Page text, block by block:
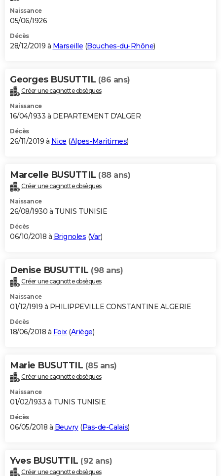
Naissance
05/06/1926
Décès
28/12/2019 à Marseille (Bouches-du-Rhône)
Georges BUSUTTIL (86 ans)
Créer une cagnotte obsèques
Naissance
16/04/1933 à DEPARTEMENT D'ALGER
Décès
26/11/2019 à Nice (Alpes-Maritimes)
Marcelle BUSUTTIL (88 ans)
Créer une cagnotte obsèques
Naissance
26/08/1930 à TUNIS TUNISIE
Décès
06/10/2018 à Brignoles (Var)
Denise BUSUTTIL (98 ans)
Créer une cagnotte obsèques
Naissance
01/12/1919 à PHILIPPEVILLE CONSTANTINE ALGERIE
Décès
18/06/2018 à Foix(Ariège)
Marie BUSUTTIL (85 ans)
Créer une cagnotte obsèques
Naissance
01/02/1933 à TUNIS TUNISIE
Décès
06/05/2018 à Beuvry(Pas-de-Calais)
Yves BUSUTTIL (92 ans)
Créer une cagnotte obsèques